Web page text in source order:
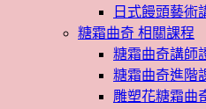
日式饅頭藝術
糖霜曲奇 相關課程
糖霜曲奇講師
糖霜曲奇進階
雕塑花糖霜曲